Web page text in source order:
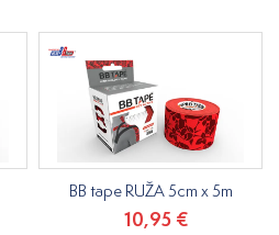
BB tape RUŽA 5cm x 5m
10,95 €